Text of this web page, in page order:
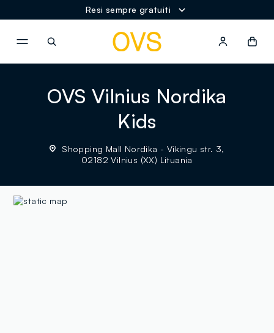
Resi sempre gratuiti
OVS Vilnius Nordika
Kids
Shopping Mall Nordika - Vikingu str. 3,
02182 Vilnius (XX) Lituania